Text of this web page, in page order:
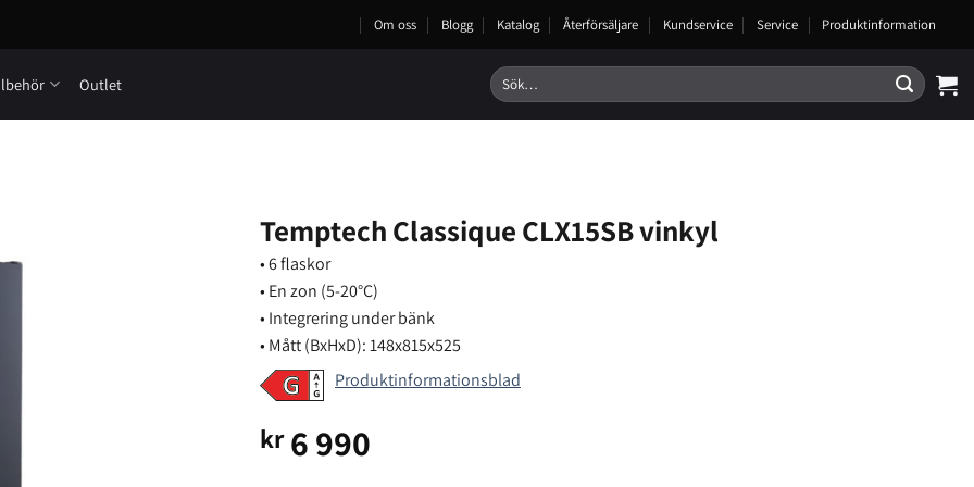
Om oss Blogg Katalog Återförsäljare Kundservice Service Produktinformation
Outlet
Sök
efter:
Temptech Classique CLX15SB vinkyl
• 6 flaskor
• En zon (5-20°C)
• Integrering under bänk
• Mått (BxHxD): 148x815x525
Produktinformationsblad
kr6 990